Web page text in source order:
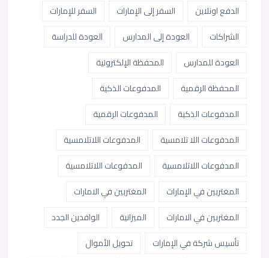
الدفع اونلاين
السفر إلى الإمارات
السفر للإمارات
الشراكات
العودة إلى المدارس
العودة للدراسة
العودة للمدارس
المحفظة الإلكترونية
المحفظة الرقمية
المدفوعات الذكية
المدفوعات الذكية
المدفوعات الرقمية
المدفوعات اللا تلامسية
المدفوعات اللاتلامسية
المدفوعات اللاتلامسية
المدفوعات اللاتلامسية
المغتربين في الإمارات
المغتربين في الامارات
المغتربين في الامارات
الميزانية
الوافدين الجدد
تأسيس شركة في الإمارات
تحويل الأموال